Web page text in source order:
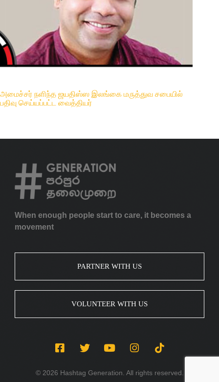
அமைச்சர் நளிந்த ஜயதிஸ்ஸ இலங்கை மருத்துவ சபையில்
பதிவு செய்யப்பட்ட வைத்தியர்
When enough people start to care, it becomes a
movement
PARTNER WITH US
VOLUNTEER WITH US
© 2026 Hashtag Generation. All rights reserved.